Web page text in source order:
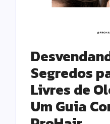
Segredos
Livres de
Um Guia